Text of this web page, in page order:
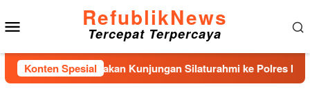
ke
konten
RefublikNews
Tercepat Terpercaya
Konten Spesial
Nias Laksanakan Kunjungan Silaturahmi ke Polres Nias